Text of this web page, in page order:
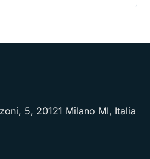
5, 20121 Milano MI, Italia